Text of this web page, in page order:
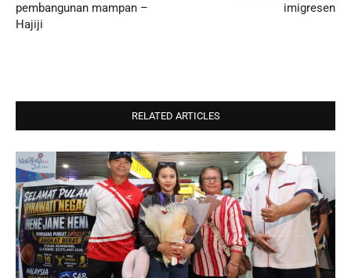
pembangunan mampan –
Hajiji
imigresen
RELATED ARTICLES